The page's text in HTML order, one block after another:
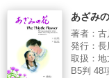
あざ
著者：古
発行：長
取扱：地
B5判 48